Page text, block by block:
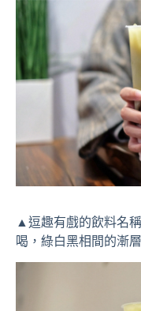
▲逗趣有戲的飲料名
喝，綠白黑相間的漸